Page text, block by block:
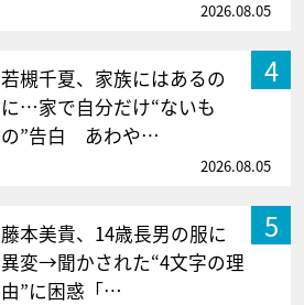
2026.08.05
4
若槻千夏、家族にはあるの
に…家で自分だけ“ないも
の”告白 あわや…
2026.08.05
5
藤本美貴、14歳長男の服に
異変→聞かされた“4文字の理
由”に困惑「…